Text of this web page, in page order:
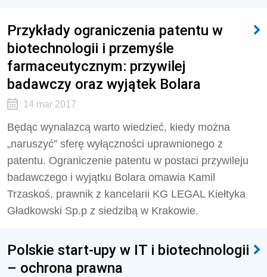
Przykłady ograniczenia patentu w
biotechnologii i przemyśle
farmaceutycznym: przywilej
badawczy oraz wyjątek Bolara
14 mar 2017
Będąc wynalazcą warto wiedzieć, kiedy można
„naruszyć” sferę wyłączności uprawnionego z
patentu. Ograniczenie patentu w postaci przywileju
badawczego i wyjątku Bolara omawia Kamil
Trzaskoś, prawnik z kancelarii KG LEGAL Kiełtyka
Gładkowski Sp.p z siedzibą w Krakowie.
Polskie start-upy w IT i biotechnologii
– ochrona prawna